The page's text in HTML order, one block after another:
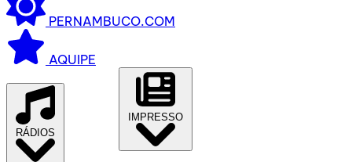
PERNAMBUCO.COM
AQUIPE
RÁDIOS
IMPRESSO